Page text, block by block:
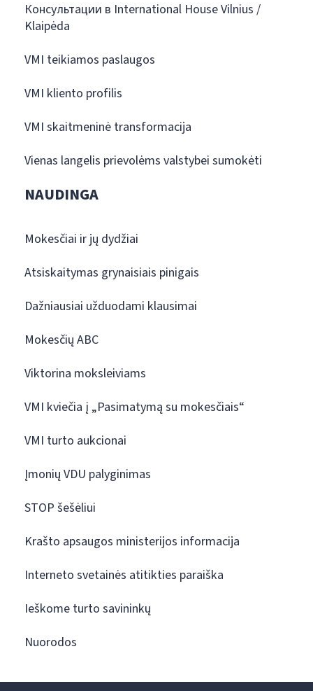
Консультации в International House Vilnius /
Klaipėda
VMI teikiamos paslaugos
VMI kliento profilis
VMI skaitmeninė transformacija
Vienas langelis prievolėms valstybei sumokėti
NAUDINGA
Mokesčiai ir jų dydžiai
Atsiskaitymas grynaisiais pinigais
Dažniausiai užduodami klausimai
Mokesčių ABC
Viktorina moksleiviams
VMI kviečia į „Pasimatymą su mokesčiais“
VMI turto aukcionai
Įmonių VDU palyginimas
STOP šešėliui
Krašto apsaugos ministerijos informacija
Interneto svetainės atitikties paraiška
Ieškome turto savininkų
Nuorodos